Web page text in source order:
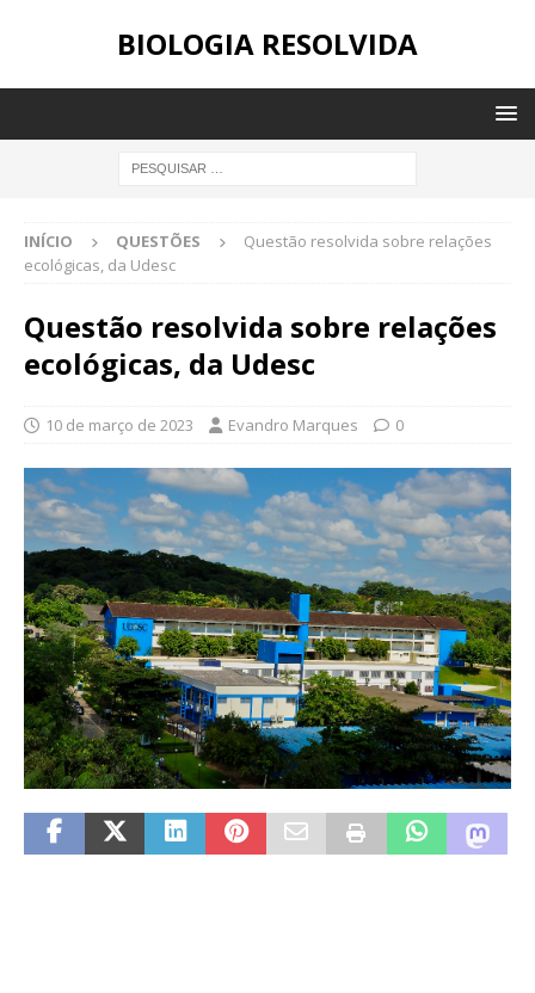
BIOLOGIA RESOLVIDA
INÍCIO QUESTÕES
Questão resolvida sobre relações
ecológicas, da Udesc
Questão resolvida sobre relações
ecológicas, da Udesc
10 de março de 2023 Evandro Marques 0